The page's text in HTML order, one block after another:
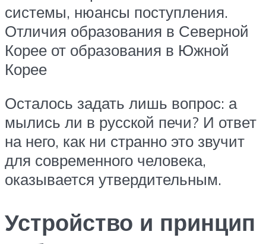
системы, нюансы поступления.
Отличия образования в Северной
Корее от образования в Южной
Корее
Осталось задать лишь вопрос: а
мылись ли в русской печи? И ответ
на него, как ни странно это звучит
для современного человека,
оказывается утвердительным.
Устройство и принцип